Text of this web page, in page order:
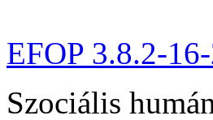
EFOP 3.8.2-
Szociális